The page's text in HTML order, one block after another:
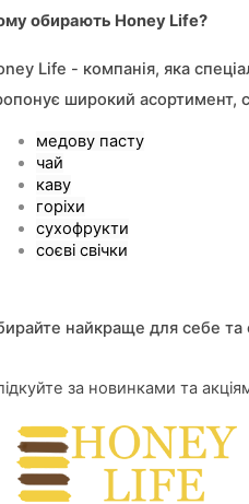
обирають Honey Life?
Life - компанія, яка
широкий асортимент,
медову пасту
чай
каву
горіхи
сухофрукти
соєві свічки
найкраще для себе та
за новинками та